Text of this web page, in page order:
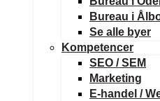
Bureau i
Se alle byer
Kompetencer
SEO / SEM
Marketing
E-handel /